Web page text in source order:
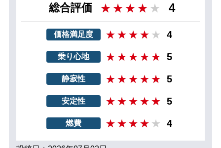
総合評価 4
価格満足度 4
乗り心地 5
静寂性 5
安定性 5
燃費 4